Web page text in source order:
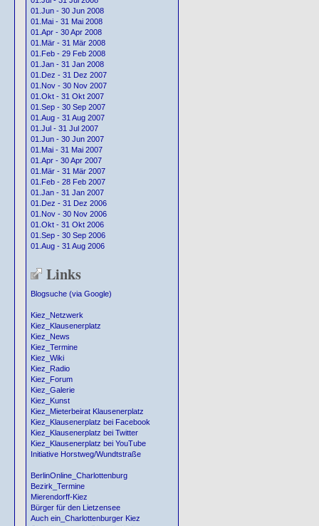
01.Jun - 30 Jun 2008
01.Mai - 31 Mai 2008
01.Apr - 30 Apr 2008
01.Mär - 31 Mär 2008
01.Feb - 29 Feb 2008
01.Jan - 31 Jan 2008
01.Dez - 31 Dez 2007
01.Nov - 30 Nov 2007
01.Okt - 31 Okt 2007
01.Sep - 30 Sep 2007
01.Aug - 31 Aug 2007
01.Jul - 31 Jul 2007
01.Jun - 30 Jun 2007
01.Mai - 31 Mai 2007
01.Apr - 30 Apr 2007
01.Mär - 31 Mär 2007
01.Feb - 28 Feb 2007
01.Jan - 31 Jan 2007
01.Dez - 31 Dez 2006
01.Nov - 30 Nov 2006
01.Okt - 31 Okt 2006
01.Sep - 30 Sep 2006
01.Aug - 31 Aug 2006
Links
Blogsuche (via Google)
Kiez_Netzwerk
Kiez_Klausenerplatz
Kiez_News
Kiez_Termine
Kiez_Wiki
Kiez_Radio
Kiez_Forum
Kiez_Galerie
Kiez_Kunst
Kiez_Mieterbeirat Klausenerplatz
Kiez_Klausenerplatz bei Facebook
Kiez_Klausenerplatz bei Twitter
Kiez_Klausenerplatz bei YouTube
Initiative Horstweg/Wundtstraße
BerlinOnline_Charlottenburg
Bezirk_Termine
Mierendorff-Kiez
Bürger für den Lietzensee
Auch ein_Charlottenburger Kiez